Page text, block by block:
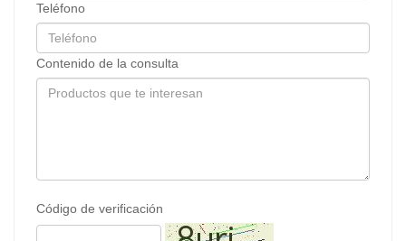
Teléfono
Contenido de la consulta
Código de verificación